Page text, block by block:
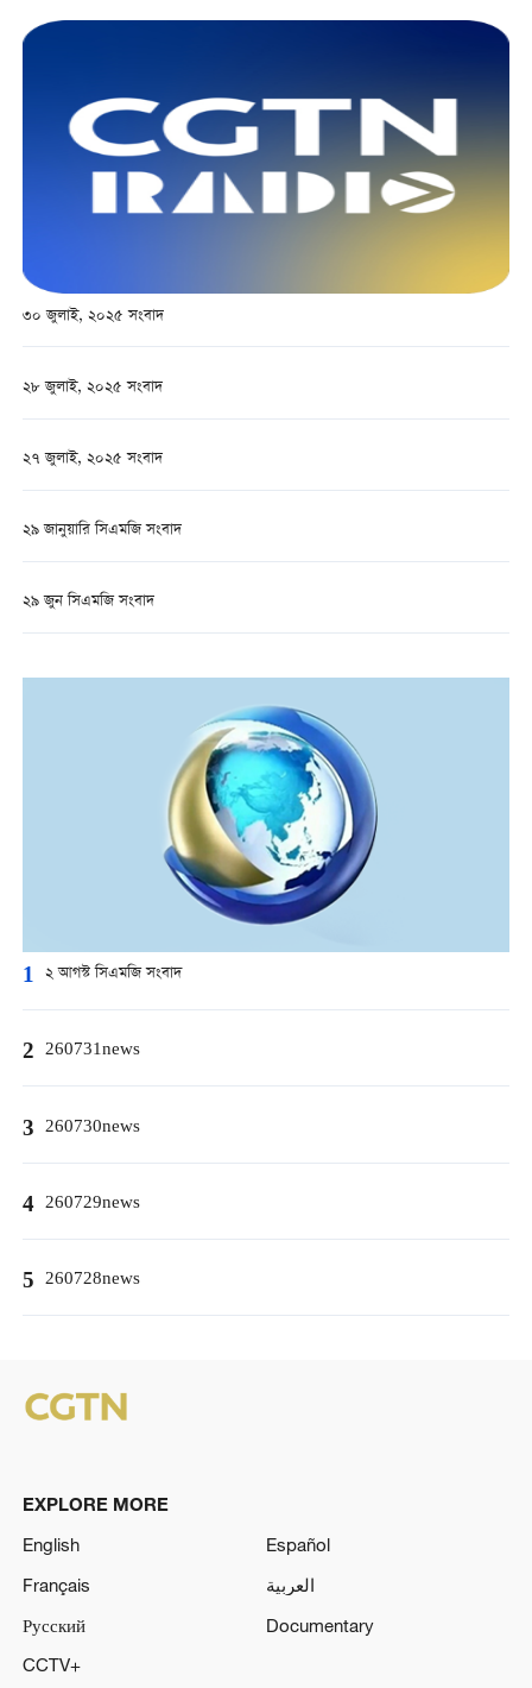
৩০ জুলাই, ২০২৫ সংবাদ
২৮ জুলাই, ২০২৫ সংবাদ
২৭ জুলাই, ২০২৫ সংবাদ
২৯ জানুয়ারি সিএমজি সংবাদ
২৯ জুন সিএমজি সংবাদ
1 ২ আগস্ট সিএমজি সংবাদ
2 260731news
3 260730news
4 260729news
5 260728news
EXPLORE MORE
English
Español
Français
العربية
Русский
Documentary
CCTV+